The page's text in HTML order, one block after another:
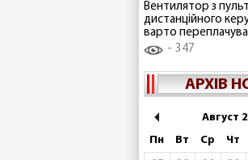
Вентилятор з
дистанційного
варто
347
АРХІВ
Август
Пн
Вт Ср Чт